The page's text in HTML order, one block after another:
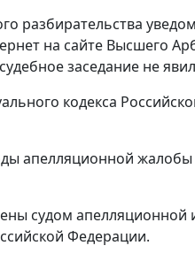
разбирательства
на сайте Высшего
заседание не
кодекса
апелляционной
судом
Федерации.